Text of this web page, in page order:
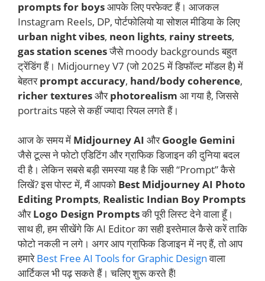
prompts for boysआपके लिए परफेक्ट हैं। आजकल
Instagram Reels, DP, पोर्टफोलियो या सोशल मीडिया के लिए
urban night vibes, neon lights, rainy streets,
gas station scenesजैसे moody backgrounds बहुत
ट्रेंडिंग हैं। Midjourney V7 (जो 2025 में डिफॉल्ट मॉडल है) में
बेहतरprompt accuracy, hand/body coherence,
richer texturesऔरphotorealism आ गया है, जिससे
portraits पहले से कहीं ज्यादा रियल लगते हैं।
आज के समय में Midjourney AI औरGoogle Gemini
जैसे टूल्स ने फोटो एडिटिंग और ग्राफिक डिजाइन की दुनिया बदल
दी है। लेकिन सबसे बड़ी समस्या यह है कि सही “Prompt” कैसे
लिखें? इस पोस्ट में, मैं आपको Best Midjourney AI Photo
Editing Prompts, Realistic Indian Boy Prompts
औरLogo Design Promptsकी पूरी लिस्ट देने वाला हूँ।
साथ ही, हम सीखेंगे कि AI Editor का सही इस्तेमाल कैसे करें ताकि
फोटो नकली न लगे। अगर आप ग्राफिक डिजाइन में नए हैं, तो आप
हमारेBest Free AI Tools for Graphic Designवाला
आर्टिकल भी पढ़ सकते हैं। चलिए शुरू करते हैं!